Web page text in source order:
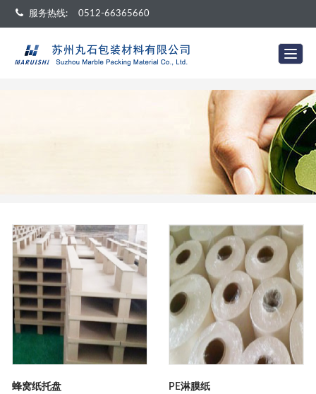
服务热线:0512-66365660
蜂窝纸托盘 PE淋膜纸